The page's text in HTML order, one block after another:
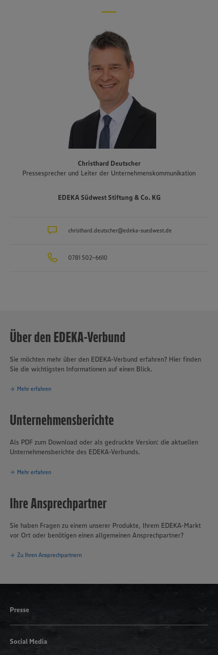
Hessens und Teile Bayerns. Zum Unternehmensverbund gehören
auch der Fleisch- und Wurstwarenhersteller EDEKA Südwest Fleisch
inklusive Produktionsstandort Schwarzwaldhof für Schwarzwälder
Schinken und geräucherte Produkte, die Bäckereigruppe Backkultur,
der Mineralbrunnen Schwarzwald-Sprudel, der Ortenauer
Weinkeller und der Fischwarenspezialist Frischkost. Einer der
Schwerpunkte des Sortiments der Märkte liegt auf Produkten aus
der Region. Im Rahmen der Regionalmarke „Unsere Heimat“
arbeitet EDEKA Südwest beispielsweise mit mehr als 1.500
Erzeugern und Lieferanten aus Bundesländern des Vertriebsgebiets
zusammen. Eine Auswahl an Partnerbetrieben der regionalen
Landwirtschaft im Überblick gibt es unter
Unternehmensverbund, inklusive des selbständigen Einzelhandels,
ist mit rund 47.000 Mitarbeitenden, darunter etwa 3.400
Arbeitgeber und Ausbilder in der Region. Insgesamt etwa 10.000
Mitarbeitende arbeiten an den Bedientheken für Fleisch und Wurst
Christhard Deutscher
Pressesprecher und Leiter der Unternehmenskommunikation
EDEKA Südwest Stiftung & Co. KG
christhard.deutscher@edeka-suedwest.de
0781 502-6610
Über den EDEKA-Verbund
Sie möchten mehr über den EDEKA-Verbund erfahren? Hier finden
Sie die wichtigsten Informationen auf einen Blick.
Mehr erfahren
Unternehmensberichte
Als PDF zum Download oder als gedruckte Version: die aktuellen
Unternehmensberichte des EDEKA-Verbunds.
Mehr erfahren
Ihre Ansprechpartner
Sie haben Fragen zu einem unserer Produkte, Ihrem EDEKA-Markt
vor Ort oder benötigen einen allgemeinen Ansprechpartner?
Zu Ihren Ansprechpartnern
Presse
Social Media